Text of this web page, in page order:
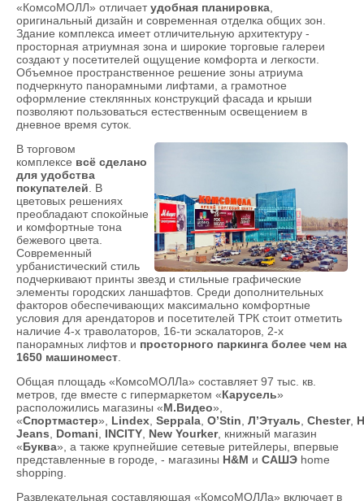
«КомсоМОЛЛ» отличаетудобная планировка
оригинальный дизайн и современная отделка общих зон.
Здание комплекса имеет отличительную архитектуру -
просторная атриумная зона и широкие торговые галереи
создают у посетителей ощущение комфорта и легкости.
Объемное пространственное решение зоны атриума
подчеркнуто панорамными лифтами, а грамотное
оформление стеклянных конструкций фасада и крыши
позволяют пользоваться естественным освещением в
дневное время суток.
В торговом
комплексе всё сделано
для удобства
покупателей . В
цветовых решениях
преобладают спокойные
и комфортные тона
бежевого цвета.
Современный
урбанистический стиль
подчеркивают принты звезд и стильные графические
элементы городских ланшафтов. Среди дополнительных
факторов обеспечивающих максимально комфортные
условия для арендаторов и посетителей ТРК стоит отметить
наличие 4-х траволаторов, 16-ти эскалаторов, 2-х
панорамных лифтов и просторного паркинга более чем на
1650 машиномест
Общая площадь «КомсоМОЛЛа» составляет 97 тыс. кв.
метров, где вместе с гипермаркетом «Карусель»
расположились магазины «М.Видео»,
«Спортмастер», Lindex Seppala O’Stin Л’Этуаль Chester,
Jeans
Domani INCITY New Yourker, книжный магазин
«Буква», а также крупнейшие сетевые ритейлеры, впервые
представленные в городе, - магазины H&M и САШЭ home
shopping.
Развлекательная составляющая «КомсоМОЛЛа» включает в